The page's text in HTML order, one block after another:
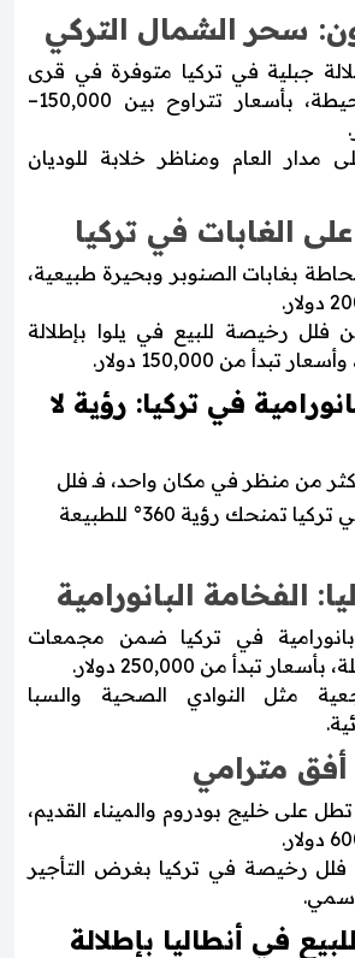
سحر الشمال التركي
جبلية في تركيا متوفرة في قرى
طرابزون المحيطة، بأسعار تتراوح بين 150,000–
مدار العام ومناظر خلابة للوديان
الغابات في تركيا
بغابات الصنوبر وبحيرة طبيعية،
فلل رخيصة للبيع في يلوا بإطلالة
تبدأ من 150,000 دولار.
في تركيا: رؤية لا
من منظر في مكان واحد، فـ فلل
بإطلالة بانورامية في تركيا تمنحك رؤية 360° للطبيعة
الفخامة البانورامية
بانورامية في تركيا ضمن مجمعات
تبدأ من 250,000 دولار.
مثل النوادي الصحية والسبا
أفق مترامي
على خليج بودروم والميناء القديم،
فلل رخيصة في تركيا بغرض التأجير
في أنطاليا بإطلالة